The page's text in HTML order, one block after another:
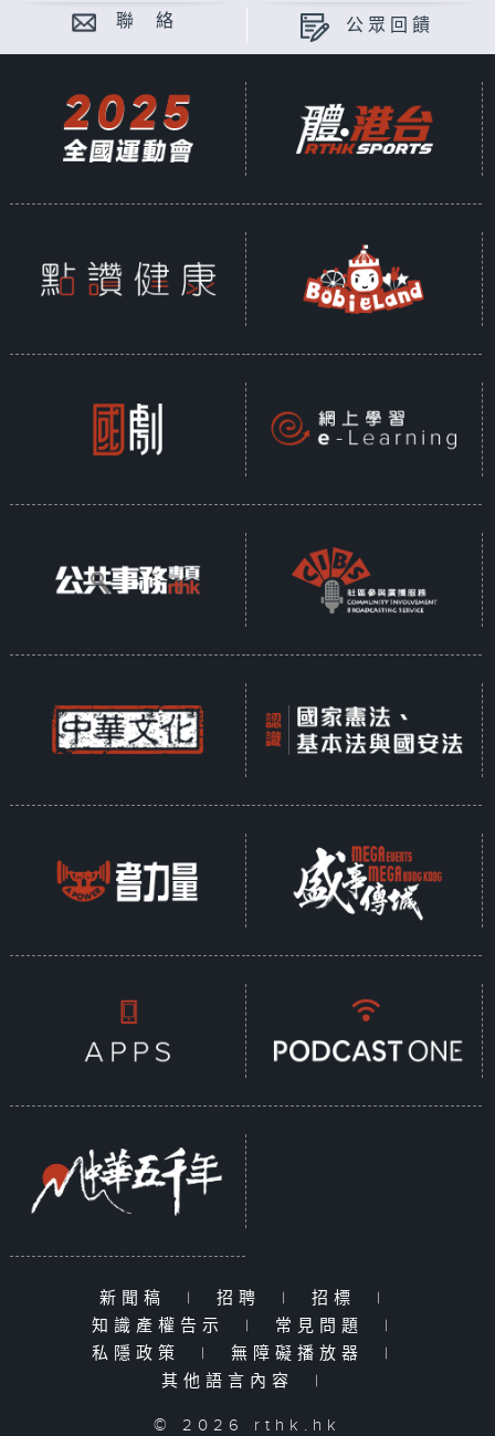
聯 絡 公眾回饋
新聞稿 | 招聘 | 招標
|
知識產權告示
| 常見問題
|
私隱政策
| 無障礙播放器
|
其他語言內容
|
© 2026 rthk.hk